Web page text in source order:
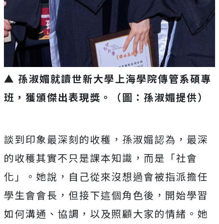
▲ 孫淑媚就讀世新大學上海學院傳管系碩專
班，獲頒傑出表現獎。（圖：孫淑媚提供）
談到印象最深刻的收穫，孫淑媚認為，最深
的收穫其實不只是課本知識，而是「社會
化」。她說，自己從來沒想過會被指派擔任
學生會會長，但接下這個角色後，開始學習
如何溝通、協調，以及照顧大家的情緒。她